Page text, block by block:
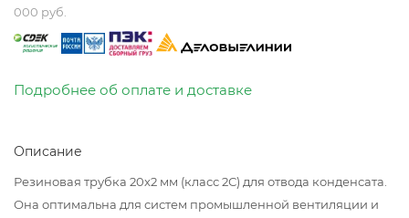
000 руб.
Подробнее об оплате и доставке
Описание
Резиновая трубка 20х2 мм (класс 2С) для отвода конденсата.
Она оптимальна для систем промышленной вентиляции и